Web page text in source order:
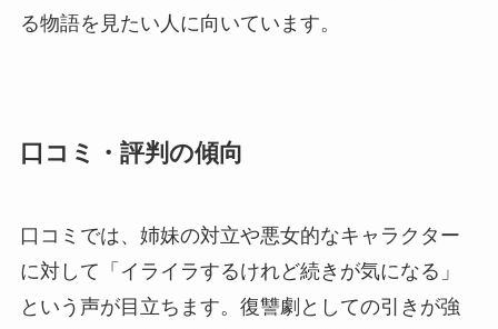
る物語を見たい人に向いています。
口コミ・評判の傾向
口コミでは、姉妹の対立や悪女的なキャラクター
に対して「イライラするけれど続きが気になる」
という声が目立ちます。復讐劇としての引きが強